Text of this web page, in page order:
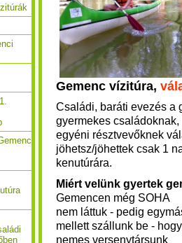
Gemenc vízitúra,
Családi, baráti evezés a
gyermekes
egyéni résztvevőknek
jöhetsz/jöhettek csak 1
kenutúrára.
Miért velünk gyertek
Gemencen még SOHA
nem láttuk - pedig
mellett szállunk be - hogy
nemes versenytársunk